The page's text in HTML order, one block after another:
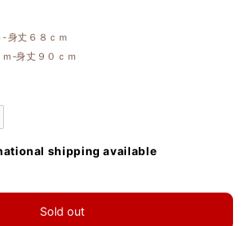
丈６８ｃｍ
‐身丈９０ｃｍ
shipping available
Sold out